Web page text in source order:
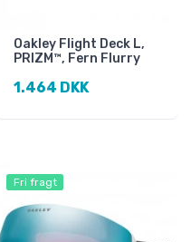
Oakley Flight Deck L,
PRIZM™, Fern Flurry
1.464 DKK
Fri fragt